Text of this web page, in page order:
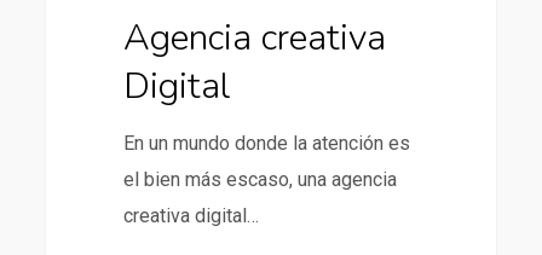
Agencia creativa
Digital
En un mundo donde la atención es
el bien más escaso, una agencia
creativa digital…